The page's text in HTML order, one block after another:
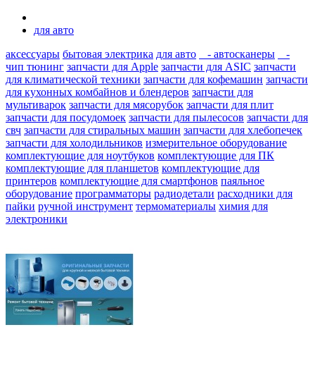
для авто
аксессуары бытовая электрика для авто - автосканеры
-
чип тюнинг запчасти для Apple запчасти для ASIC запчасти
для климатической техники запчасти для кофемашин запчасти
для кухонных комбайнов и блендеров запчасти для
мультиварок запчасти для мясорубок запчасти для плит
запчасти для посудомоек запчасти для пылесосов запчасти для
свч запчасти для стиральных машин запчасти для хлебопечек
запчасти для холодильников измерительное оборудование
комплектующие для ноутбуков комплектующие для ПК
комплектующие для планшетов комплектующие для
принтеров комплектующие для смартфонов паяльное
оборудование программаторы радиодетали расходники для
пайки ручной инструмент термоматериалы химия для
электроники